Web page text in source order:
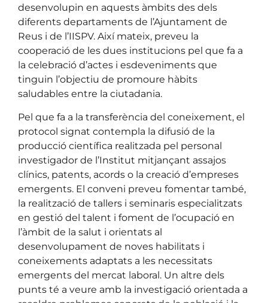
desenvolupin en aquests àmbits des dels
diferents departaments de l’Ajuntament de
Reus i de l’IISPV. Així mateix, preveu la
cooperació de les dues institucions pel que fa a
la celebració d’actes i esdeveniments que
tinguin l’objectiu de promoure hàbits
saludables entre la ciutadania.
Pel que fa a la transferència del coneixement, el
protocol signat contempla la difusió de la
producció científica realitzada pel personal
investigador de l’Institut mitjançant assajos
clínics, patents, acords o la creació d’empreses
emergents. El conveni preveu fomentar també,
la realització de tallers i seminaris especialitzats
en gestió del talent i foment de l’ocupació en
l’àmbit de la salut i orientats al
desenvolupament de noves habilitats i
coneixements adaptats a les necessitats
emergents del mercat laboral. Un altre dels
punts té a veure amb la investigació orientada a